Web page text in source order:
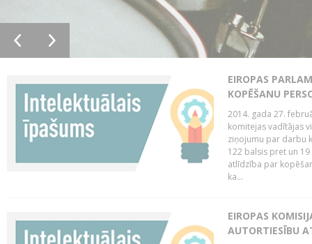
EIROPAS
KOPĒŠANU
2014. gada 27.
komitejas vadītājas
ziņojumu par darbu
122 balsis pret un
atlīdzība par
ka...
EIROPAS
AUTORTIESĪBU